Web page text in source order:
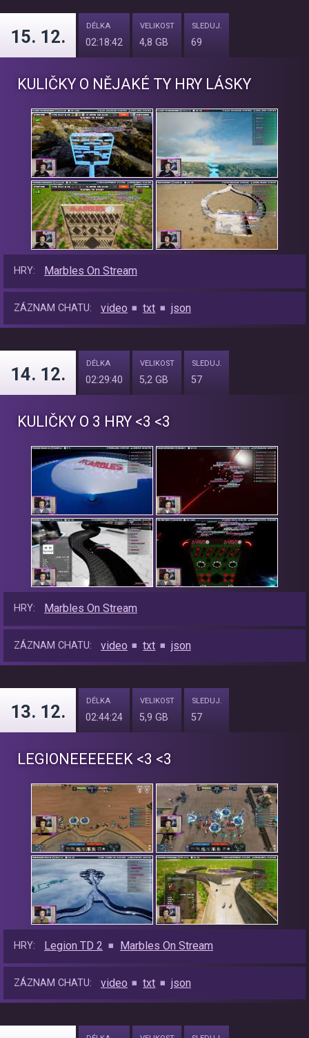
15. 12.
DÉLKA
02:18:42
VELIKOST
4,8 GB
SLEDUJ.
69
KULIČKY O NĚJAKÉ TY HRY LÁSKY
HRY: Marbles On Stream
ZÁZNAM CHATU: video txt json
14. 12.
DÉLKA
02:29:40
VELIKOST
5,2 GB
SLEDUJ.
57
KULIČKY O 3 HRY <3 <3
HRY: Marbles On Stream
ZÁZNAM CHATU: video txt json
13. 12.
DÉLKA
02:44:24
VELIKOST
5,9 GB
SLEDUJ.
57
LEGIONEEEEEEK <3 <3
HRY: Legion TD 2 Marbles On Stream
ZÁZNAM CHATU: video txt json